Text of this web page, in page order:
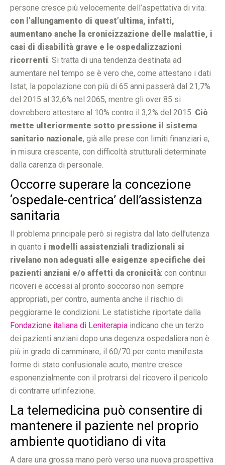
persone cresce più velocemente dell’aspettativa di vita:
con l’allungamento di quest’ultima, infatti,
aumentano anche la cronicizzazione delle malattie, i
casi di disabilità grave e le ospedalizzazioni
ricorrenti. Si tratta di una tendenza destinata ad
aumentare nel tempo se è vero che, come attestano i dati
Istat, la popolazione con più di 65 anni passerà dal 21,7%
del 2015 al 32,6% nel 2065, mentre gli over 85 si
dovrebbero attestare al 10% contro il 3,2% del 2015. Ciò
mette ulteriormente sotto pressione il sistema
sanitario nazionale, già alle prese con limiti finanziari e,
in misura crescente, con difficoltà strutturali determinate
dalla carenza di personale.
Occorre superare la concezione
‘ospedale-centrica’ dell’assistenza
sanitaria
Il problema principale però si registra dal lato dell’utenza
in quanto i modelli assistenziali tradizionali si
rivelano non adeguati alle esigenze specifiche dei
pazienti anziani e/o affetti da cronicità: con continui
ricoveri e accessi al pronto soccorso non sempre
appropriati, per contro, aumenta anche il rischio di
peggiorarne le condizioni. Le statistiche riportate dalla
Fondazione italiana di Leniterapia indicano che un terzo
dei pazienti anziani dopo una degenza ospedaliera non è
più in grado di camminare, il 60/70 per cento manifesta
forme di stato confusionale acuto, mentre cresce
esponenzialmente con il protrarsi del ricovero il pericolo
di contrarre un’infezione.
La telemedicina può consentire di
mantenere il paziente nel proprio
ambiente quotidiano di vita
A dare una grossa mano però verso una nuova prospettiva